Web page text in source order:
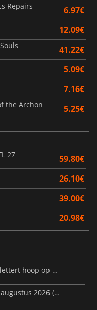
Repairs
6.97€
12.09€
41.22€
5.09€
7.16€
the Archon 5.25€
27
59.80€
26.10€
39.00€
20.98€
Steam Frame-prijs lekt uit en verplettert hoop op betaalbare VR
Niuwe Videogames van de week – augustus 2026 (week 32)